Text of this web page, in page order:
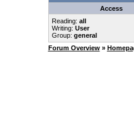
Access
Reading: all
Writing: User
Group: general
Forum Overview »